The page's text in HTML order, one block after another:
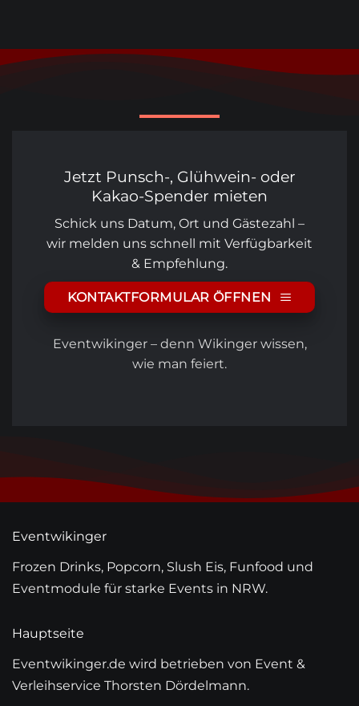
Jetzt Punsch-, Glühwein- oder
Kakao-Spender mieten
Schick uns Datum, Ort und Gästezahl –
wir melden uns schnell mit Verfügbarkeit
& Empfehlung.
KONTAKTFORMULAR ÖFFNEN
Eventwikinger – denn Wikinger wissen,
wie man feiert.
Eventwikinger
Frozen Drinks, Popcorn, Slush Eis, Funfood und
Eventmodule für starke Events in NRW.
Hauptseite
Eventwikinger.de wird betrieben von Event &
Verleihservice Thorsten Dördelmann.